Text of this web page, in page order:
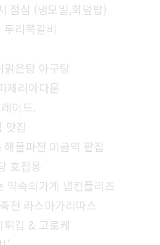
점심 (냉모밀,회덮밥)
리쪽갈비
은탕 아구탕
제리아다문
이드.
맛집
물파전 미금역 팥집
호접몽
약속의가게 냅킨플리즈
전 라스마가리따스
김 & 고로케